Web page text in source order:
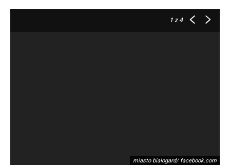
1z 4
miasto białogard/ facebook.com